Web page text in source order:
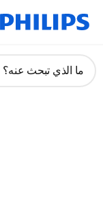
دعم
ما الذي تبحث عنه؟